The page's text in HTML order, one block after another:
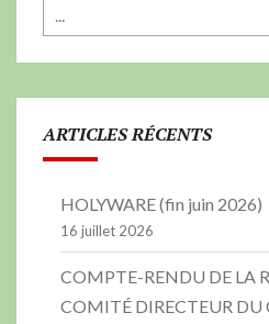
ARTICLES RÉCENTS
HOLYWARE (fin juin 2026)
16 juillet 2026
COMPTE-RENDU DE LA
COMITÉ DIRECTEUR DU